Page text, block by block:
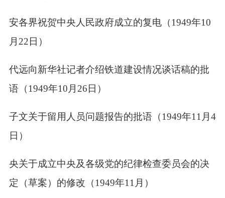
安各界祝贺中央人民政府成立的复电（1949年10
月 22 日）
代远向新华社记者介绍铁道建设情况谈话稿的批
语（1949年10 月 26日）
子文关于留用人员问题报告的批语（1949年11 月4
日）
央关于成立中央及各级党的纪律检查委员会的决
定（草案）的修改（1949年11 月）